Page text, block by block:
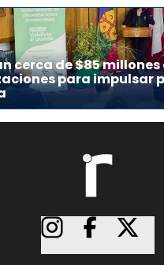
cerca de $85 millones
para impulsar